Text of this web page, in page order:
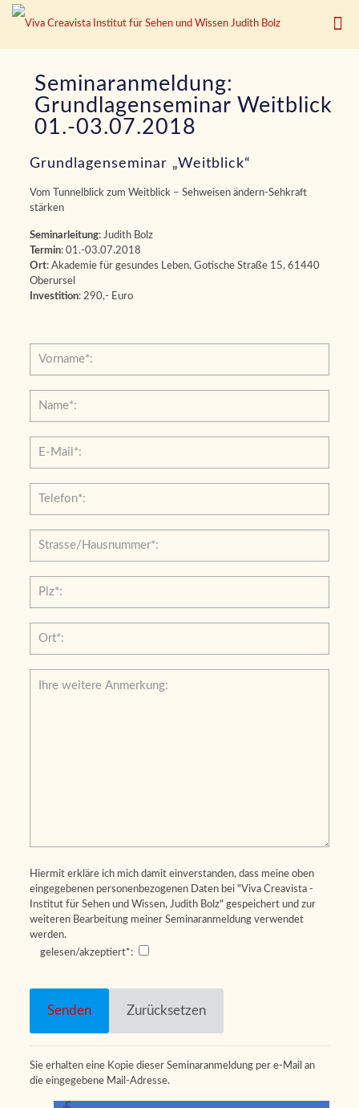
Seminaranmeldung:
Grundlagenseminar Weitblick
01.-03.07.2018
Grundlagenseminar „Weitblick“
Vom Tunnelblick zum Weitblick – Sehweisen ändern-Sehkraft
stärken
Seminarleitung: Judith Bolz
Termin: 01.-03.07.2018
Ort: Akademie für gesundes Leben, Gotische Straße 15, 61440
Oberursel
Investition: 290,- Euro
Hiermit erkläre ich mich damit einverstanden, dass meine oben
eingegebenen personenbezogenen Daten bei "Viva Creavista -
Institut für Sehen und Wissen, Judith Bolz" gespeichert und zur
weiteren Bearbeitung meiner Seminaranmeldung verwendet
werden.
gelesen/akzeptiert*:
dieses
Sie erhalten eine Kopie dieser Seminaranmeldung per e-Mail an
die eingegebene Mail-Adresse.